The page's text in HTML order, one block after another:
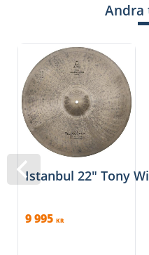
Andra
Istanbul 22″ Tony
9 995 KR